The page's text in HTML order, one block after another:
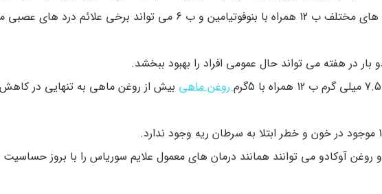
آسیب عصبی ناشی از دیابت. مصرف فرم های مختلف ب 12 همراه با بنوفوتیامین و ب 6 می تواند برخی علائم
روغن ماهی بیش از روغن ماهی به تنهایی در
سوریاس. یک کرم مخصوص حاوی ب 12 و روغن آوکادو می توانند همانند درمان های معمول علایم سوریاس را با بروز